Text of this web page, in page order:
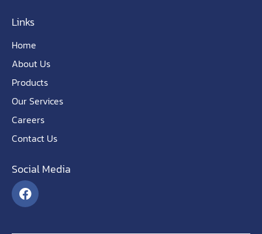
Links
Home
About Us
Products
Our Services
Careers
Contact Us
Social Media